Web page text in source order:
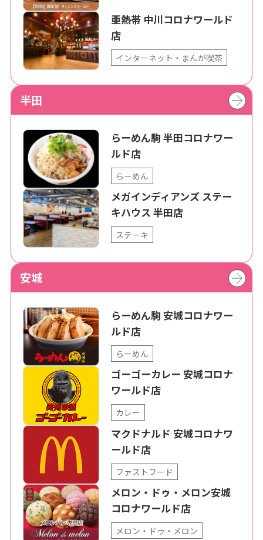
亜熱帯 中川コロナワールド
店
インターネット・まんが喫茶
半田
らーめん駒 半田コロナワー
ルド店
らーめん
メガインディアンズ ステー
キハウス 半田店
ステーキ
安城
らーめん駒 安城コロナワー
ルド店
らーめん
ゴーゴーカレー 安城コロナ
ワールド店
カレー
マクドナルド 安城コロナワ
ールド店
ファストフード
メロン・ドゥ・メロン安城
コロナワールド店
メロン・ドゥ・メロン